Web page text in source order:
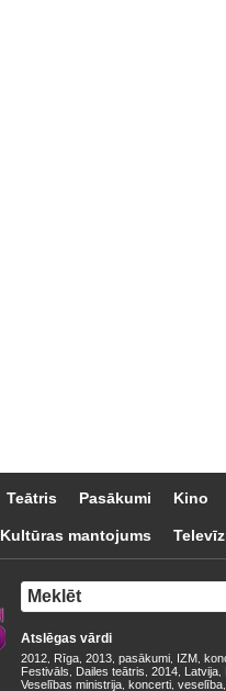
Teātris Pasākumi Kino
Kultūras mantojums
Atslēgas vārdi
2012 Rīga 2013 pasākumi IZM
Festivāls
Dailes teātris 2014 Latvija
Veselības ministrija koncerti veselība